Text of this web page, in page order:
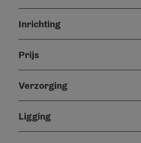
Inrichting
Prijs
Verzorging
Ligging